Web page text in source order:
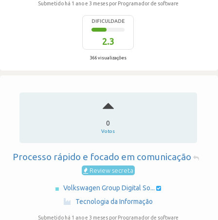
Submetido há 1 ano e 3 meses por Programador de software
DIFICULDADE
2.3
366 visualizações
0
Votos
Processo rápido e focado em comunicação
Review secreta
Volkswagen Group Digital So...
Tecnologia da Informação
Submetido há 1 ano e 3 meses por Programador de software